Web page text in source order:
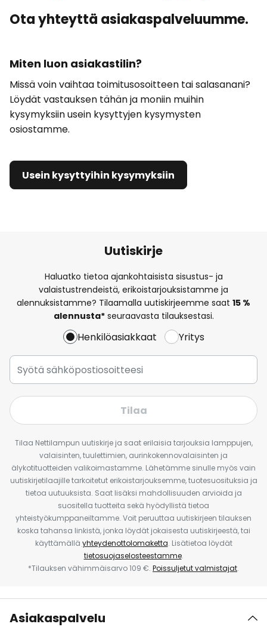
Ota yhteyttä asiakaspalveluumme.
Miten luon asiakastilin?
Missä voin vaihtaa toimitusosoitteen tai salasanani?
Löydät vastauksen tähän ja moniin muihin
kysymyksiin usein kysyttyjen kysymysten
osiostamme.
Usein kysyttyihin kysymyksiin
Uutiskirje
Haluatko tietoa ajankohtaisista sisustus- ja
valaistustrendeistä, erikoistarjouksistamme ja
alennuksistamme? Tilaamalla uutiskirjeemme saat 15 %
alennusta*seuraavasta tilauksestasi.
Henkilöasiakkaat Yritys
Tilaa
Tilaa Nettilampun uutiskirje ja saat erilaisia tarjouksia lamppujen,
valaisinten, tuulettimien, aurinkokennovalaisinten ja
älykotituotteiden valikoimastamme. Lähetämme sinulle myös vain
uutiskirjetilaajille tarkoitetut erikoistarjouksemme, tuotesuosituksia ja
tietoa uutuuksista. Saat lisäksi mahdollisuuden arvioida ja
suositella tuotteita sekä hyödyllistä tietoa
yhteistyökumppaneiltamme. Voit peruuttaa uutiskirjeen tilauksen
koska tahansa linkistä, jonka löydät jokaisesta uutiskirjeestä, tai
käyttämällä yhteydenottolomaketta. Lisätietoa löydät
tietosuojaselosteestamme.
*Tilauksen vähimmäisarvo 109 €. Poissuljetut valmistajat.
Asiakaspalvelu